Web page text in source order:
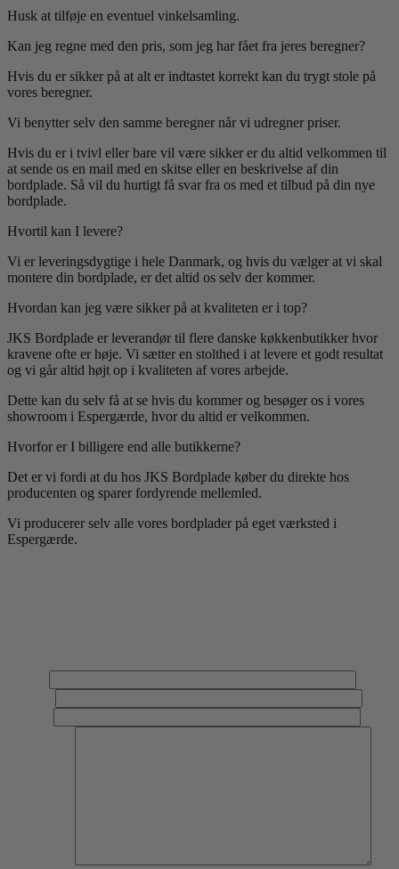
Husk at tilføje en eventuel vinkelsamling.
Kan jeg regne med den pris, som jeg har fået fra jeres beregner?
Hvis du er sikker på at alt er indtastet korrekt kan du trygt stole på
vores beregner.
Vi benytter selv den samme beregner når vi udregner priser.
Hvis du er i tvivl eller bare vil være sikker er du altid velkommen til
at sende os en mail med en skitse eller en beskrivelse af din
bordplade. Så vil du hurtigt få svar fra os med et tilbud på din nye
bordplade.
Hvortil kan I levere?
Vi er leveringsdygtige i hele Danmark, og hvis du vælger at vi skal
montere din bordplade, er det altid os selv der kommer.
Hvordan kan jeg være sikker på at kvaliteten er i top?
JKS Bordplade er leverandør til flere danske køkkenbutikker hvor
kravene ofte er høje. Vi sætter en stolthed i at levere et godt resultat
og vi går altid højt op i kvaliteten af vores arbejde.
Dette kan du selv få at se hvis du kommer og besøger os i vores
showroom i Espergærde, hvor du altid er velkommen.
Hvorfor er I billigere end alle butikkerne?
Det er vi fordi at du hos JKS Bordplade køber du direkte hos
producenten og sparer fordyrende mellemled.
Vi producerer selv alle vores bordplader på eget værksted i
Espergærde.